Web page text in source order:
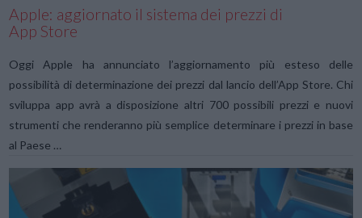
Apple: aggiornato il sistema dei prezzi di
App Store
Oggi Apple ha annunciato l’aggiornamento più esteso delle
possibilità di determinazione dei prezzi dal lancio dell’App Store. Chi
sviluppa app avrà a disposizione altri 700 possibili prezzi e nuovi
strumenti che renderanno più semplice determinare i prezzi in base
al Paese …